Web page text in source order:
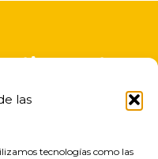
las
tecnologías como las
nesta
gratuita